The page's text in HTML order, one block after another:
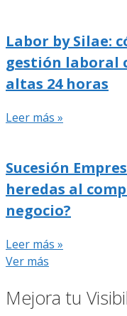
Labor by Silae:
gestión laboral
altas 24 horas
Leer más »
Sucesión
heredas al
negocio?
Leer más »
Ver más
Mejora tu